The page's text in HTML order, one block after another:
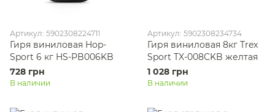
Артикул: 5902308224711
Гиря виниловая Hop-
Sport 6 кг HS-PB006KB
728 грн
В наличии
Артикул: 5902308234734
Гиря виниловая 8кг Trex
Sport TX-008CKB желтая
1 028 грн
В наличии